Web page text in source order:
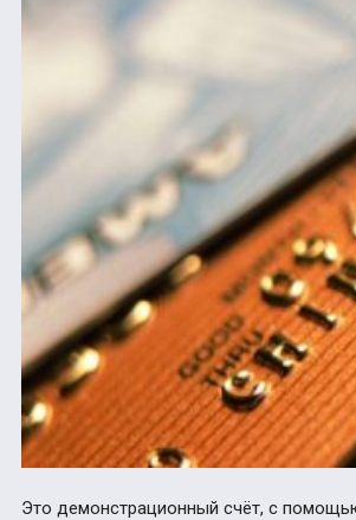
Это демонстрационный счёт, с